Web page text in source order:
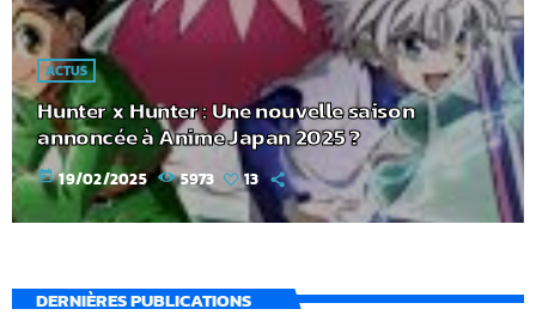
ACTUS
Hunter x Hunter : Une nouvelle saison
annoncée à Anime Japan 2025 ?
today 19/02/2025 5973 13
DERNIÈRES PUBLICATIONS